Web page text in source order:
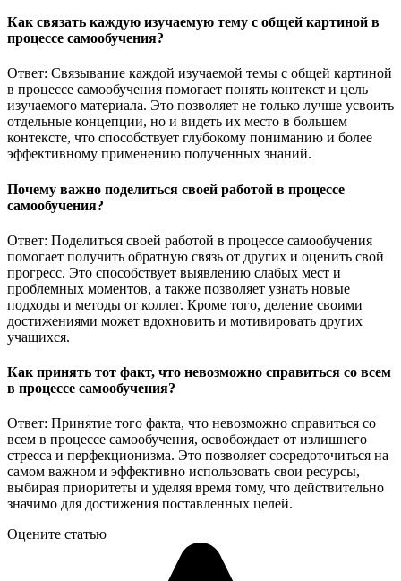
Как связать каждую изучаемую тему с общей картиной в
процессе самообучения?
Ответ: Связывание каждой изучаемой темы с общей картиной
в процессе самообучения помогает понять контекст и цель
изучаемого материала. Это позволяет не только лучше усвоить
отдельные концепции, но и видеть их место в большем
контексте, что способствует глубокому пониманию и более
эффективному применению полученных знаний.
Почему важно поделиться своей работой в процессе
самообучения?
Ответ: Поделиться своей работой в процессе самообучения
помогает получить обратную связь от других и оценить свой
прогресс. Это способствует выявлению слабых мест и
проблемных моментов, а также позволяет узнать новые
подходы и методы от коллег. Кроме того, деление своими
достижениями может вдохновить и мотивировать других
учащихся.
Как принять тот факт, что невозможно справиться со всем
в процессе самообучения?
Ответ: Принятие того факта, что невозможно справиться со
всем в процессе самообучения, освобождает от излишнего
стресса и перфекционизма. Это позволяет сосредоточиться на
самом важном и эффективно использовать свои ресурсы,
выбирая приоритеты и уделяя время тому, что действительно
значимо для достижения поставленных целей.
Оцените статью